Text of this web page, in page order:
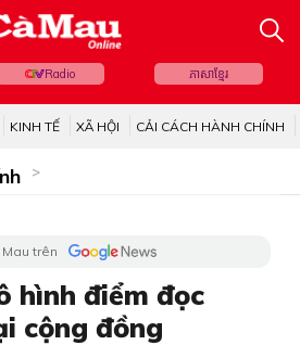
Radio ភាសាខ្មែរ
KINH TẾ XÃ HỘI CẢI CÁCH HÀNH CHÍNH
trên
hình điểm đọc
cộng đồng